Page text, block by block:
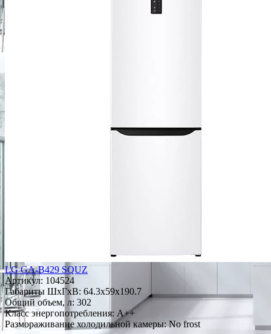
LG GA-B429 SQUZ
Артикул: 104524
Габариты ШxГxВ: 64.3x59x190.7
Общий объем, л: 302
Класс энергопотребления: A++
Размораживание холодильной камеры: No frost